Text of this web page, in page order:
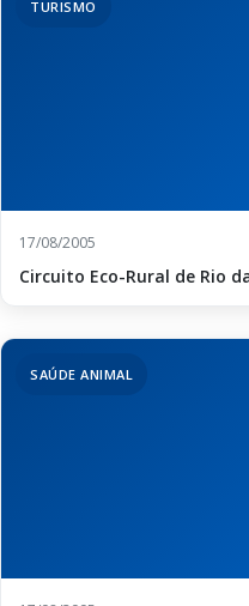
TURISMO
17/08/2005
Circuito Eco-Rural de Rio
SAÚDE ANIMAL